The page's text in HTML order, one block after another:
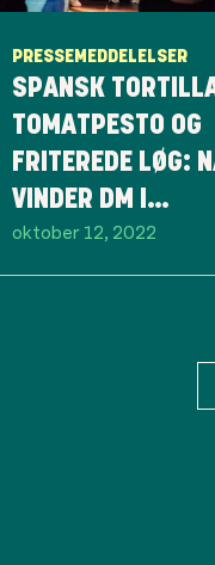
PRESSEMEDDELELSER
SPANSK
TOMATPESTO OG
FRITEREDE LØG:
VINDER DM I
oktober 12, 2022